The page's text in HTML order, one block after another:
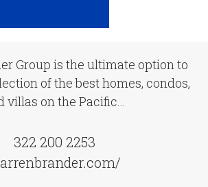
Group is the ultimate option to
of the best homes, condos,
villas on the Pacific...
322 200 2253